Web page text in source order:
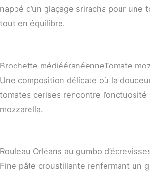
nappé d’un glaçage sriracha pour une
tout en équilibre.
Brochette médiééranéenneTomate
Une composition délicate où la
tomates cerises rencontre l’onctuosité
mozzarella.
Rouleau Orléans au gumbo
Fine pâte croustillante renfermant un